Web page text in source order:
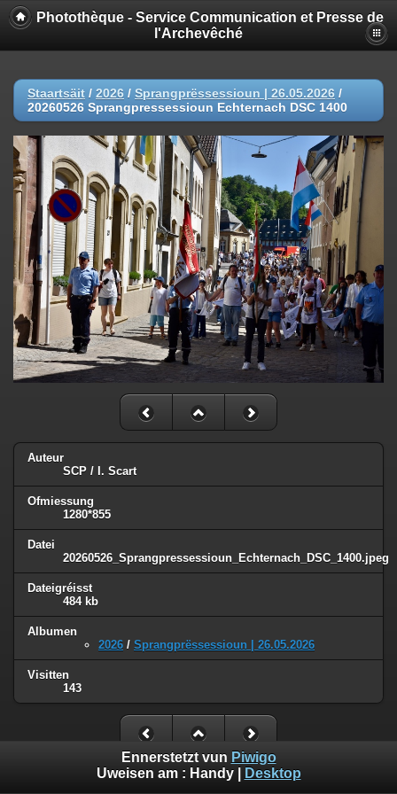
Photothèque - Service Communication et Presse de
l'Archevêché
Staartsäit / 2026 / Sprangprëssessioun | 26.05.2026 /
20260526 Sprangpressessioun Echternach DSC 1400
Auteur
SCP / I. Scart
Ofmiessung
1280*855
Datei
20260526_Sprangpressessioun_Echternach_DSC_1400.jpeg
Dateigréisst
484 kb
Albumen
2026 / Sprangprëssessioun | 26.05.2026
Visitten
143
Ennerstetzt vun Piwigo
Uweisen am : Handy| Desktop